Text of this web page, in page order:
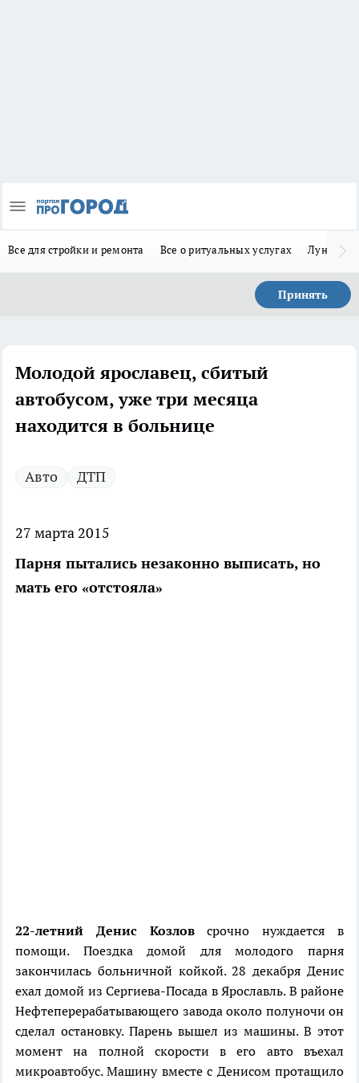
Все для стройки и ремонта Все о ритуальных услугах Лунно-
Принять
Молодой ярославец, сбитый
автобусом, уже три месяца
находится в больнице
Авто ДТП
27 марта 2015
Парня пытались незаконно выписать, но
мать его «отстояла»
22-летний Денис Козловсрочно нуждается в
помощи. Поездка домой для молодого парня
закончилась больничной койкой. 28 декабря Денис
ехал домой из Сергиева-Посада в Ярославль. В районе
Нефтеперерабатывающего завода около полуночи он
сделал остановку. Парень вышел из машины. В этот
момент на полной скорости в его авто въехал
микроавтобус. Машину вместе с Денисом протащило